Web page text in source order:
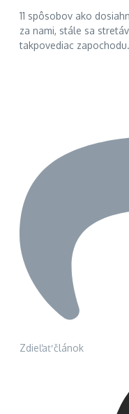
11 spôsobov ako
za nami, stále sa
takpovediac zapochodu.
Zdieľať článok